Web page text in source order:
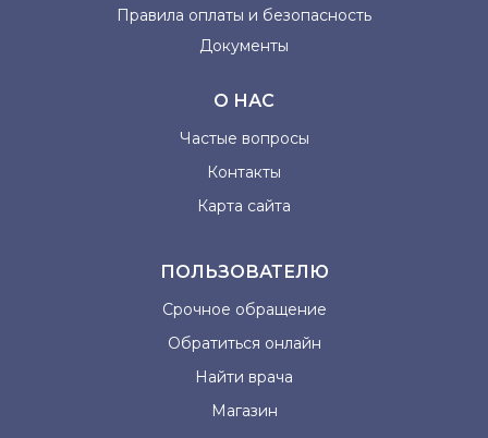
Правила оплаты и безопасность
Документы
О НАС
Частые вопросы
Контакты
Карта сайта
ПОЛЬЗОВАТЕЛЮ
Срочное обращение
Обратиться онлайн
Найти врача
Магазин